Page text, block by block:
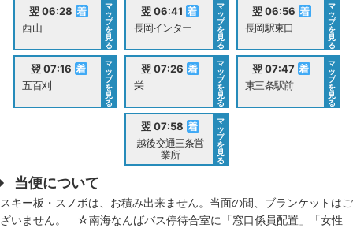
翌 06:28
西山
マ
ッ
プ
を
見
る
翌 06:41
長岡インター
マ
ッ
プ
を
見
る
翌 06:56
長岡駅東口
マ
ッ
プ
を
見
る
翌 07:16
五百刈
マ
ッ
プ
を
見
る
翌 07:26
栄
マ
ッ
プ
を
見
る
翌 07:47
東三条駅前
マ
ッ
プ
を
見
る
翌 07:58
越後交通三条営
業所
マ
ッ
プ
を
見
る
当便について
スキー板・スノボは、お積み出来ません。当面の間、ブランケットはご
ざいません。 ☆南海なんばバス停待合室に「窓口係員配置」「女性